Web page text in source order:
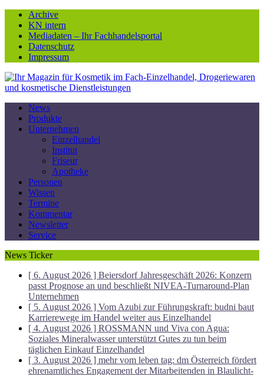
Archive
KN intern
Mediadaten – Ihr Fachhandelsportal
Datenschutz
Impressum
News
Produkte
Unternehmen
Einzelhandel
Institut
Friseur
Apotheke
Personen
Wissen
Termine
Kommentar
Newsletter
Service
News Ticker
[ 6. August 2026 ] Beiersdorf Jahresgeschäft 2026: Konzern
passt Prognose an und beschließt NIVEA-Turnaround-Plan
Unternehmen
[ 5. August 2026 ] Vom Azubi zur Führungskraft: budni baut
Karrierewege im Handel weiter aus Einzelhandel
[ 4. August 2026 ] ROSSMANN und Viva con Agua:
Soziales Mineralwasser unterstützt Gutes zu tun beim
täglichen EinkaufEinzelhandel
[ 3. August 2026 ] mehr vom leben tag: dm Österreich fördert
ehrenamtliches Engagement der Mitarbeitenden in Blaulicht-